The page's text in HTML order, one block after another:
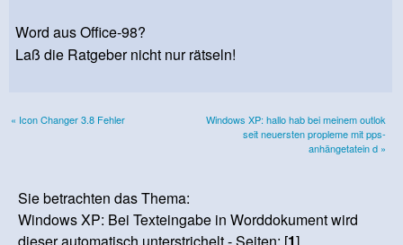
Word aus Office-98?
Laß die Ratgeber nicht nur rätseln!
« Icon Changer 3.8 Fehler
Windows XP: hallo hab bei meinem outlok
seit neuersten propleme mit pps-
anhängetatein d »
Sie betrachten das Thema:
Windows XP: Bei Texteingabe in Worddokument wird